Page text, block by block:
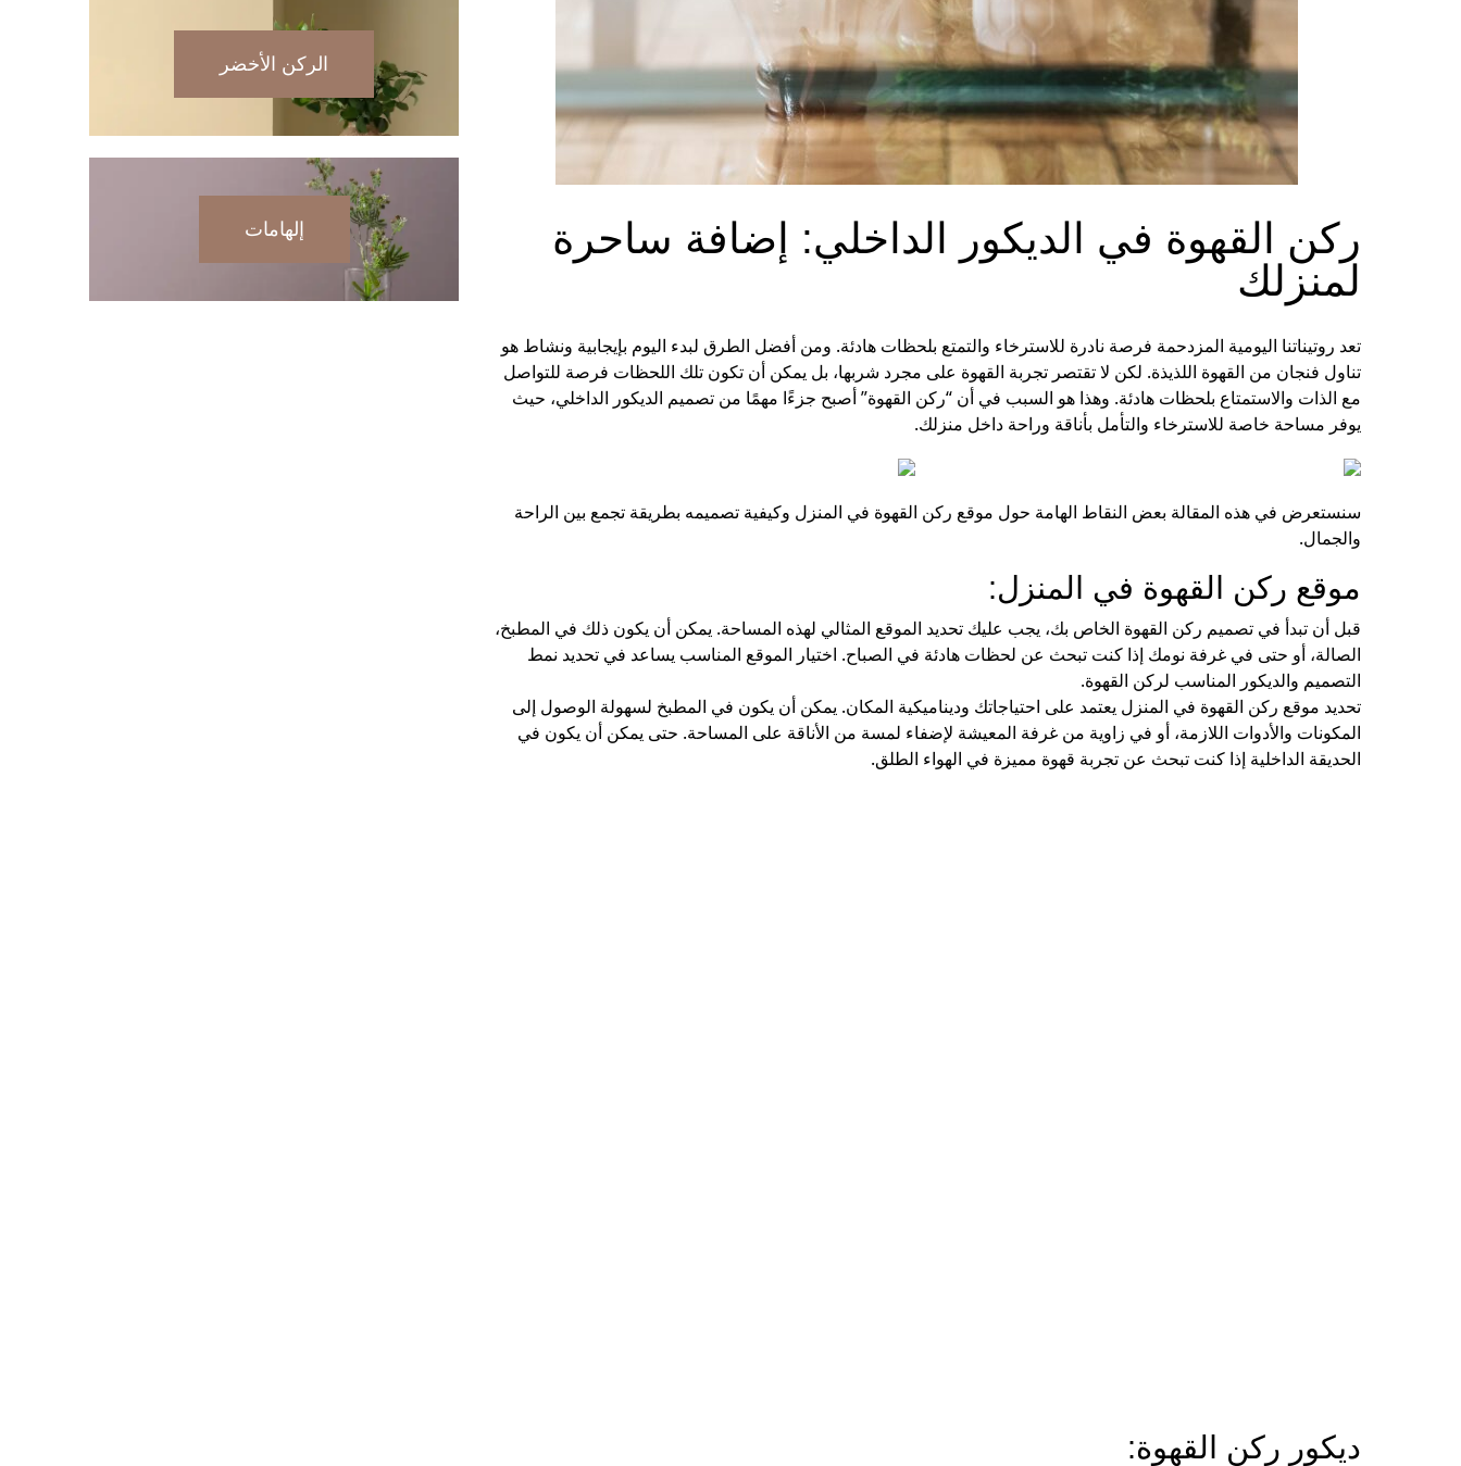
ركن القهوة في الديكور الداخلي: إضافة ساحرة
لمنزلك
تعد روتيناتنا اليومية المزدحمة فرصة نادرة للاسترخاء والتمتع بلحظات هادئة. ومن أفضل الطرق لبدء اليوم بإيجابية ونشاط هو
تناول فنجان من القهوة اللذيذة. لكن لا تقتصر تجربة القهوة على مجرد شربها، بل يمكن أن تكون تلك اللحظات فرصة للتواصل
مع الذات والاستمتاع بلحظات هادئة. وهذا هو السبب في أن “ركن القهوة” أصبح جزءًا مهمًا من تصميم الديكور الداخلي، حيث
يوفر مساحة خاصة للاسترخاء والتأمل بأناقة وراحة داخل منزلك.
سنستعرض في هذه المقالة بعض النقاط الهامة حول موقع ركن القهوة في المنزل وكيفية تصميمه بطريقة تجمع بين الراحة
والجمال.
موقع ركن القهوة في المنزل:
قبل أن تبدأ في تصميم ركن القهوة الخاص بك، يجب عليك تحديد الموقع المثالي لهذه المساحة. يمكن أن يكون ذلك في المطبخ،
الصالة، أو حتى في غرفة نومك إذا كنت تبحث عن لحظات هادئة في الصباح. اختيار الموقع المناسب يساعد في تحديد نمط
التصميم والديكور المناسب لركن القهوة.
تحديد موقع ركن القهوة في المنزل يعتمد على احتياجاتك وديناميكية المكان. يمكن أن يكون في المطبخ لسهولة الوصول إلى
المكونات والأدوات اللازمة، أو في زاوية من غرفة المعيشة لإضفاء لمسة من الأناقة على المساحة. حتى يمكن أن يكون في
الحديقة الداخلية إذا كنت تبحث عن تجربة قهوة مميزة في الهواء الطلق.
ديكور ركن القهوة:
الركن الأخضر
إلهامات